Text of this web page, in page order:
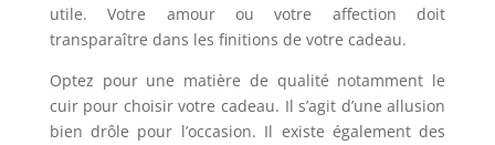
utile. Votre amour ou votre affection doit
transparaître dans les finitions de votre cadeau.
Optez pour une matière de qualité notamment le
cuir pour choisir votre cadeau. Il s’agit d’une allusion
bien drôle pour l’occasion. Il existe également des